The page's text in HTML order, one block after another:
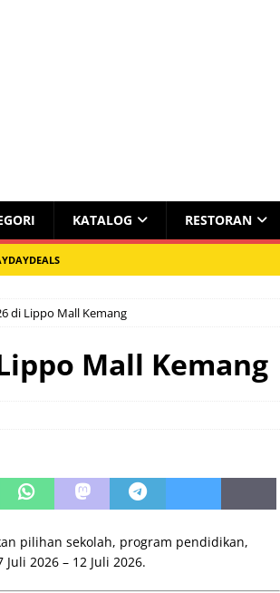
KATALOG RESTORAN
di Lippo Mall Kemang
Mall Kemang
pilihan sekolah, program pendidikan,
2026 – 12 Juli 2026.